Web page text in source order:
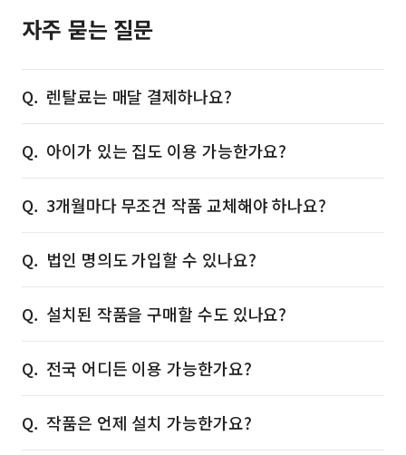
자주 묻는 질문
렌탈료는 매달 결제하나요?
아이가 있는 집도 이용 가능한가요?
3개월마다 무조건 작품 교체해야 하나요?
법인 명의도 가입할 수 있나요?
설치된 작품을 구매할 수도 있나요?
전국 어디든 이용 가능한가요?
작품은 언제 설치 가능한가요?